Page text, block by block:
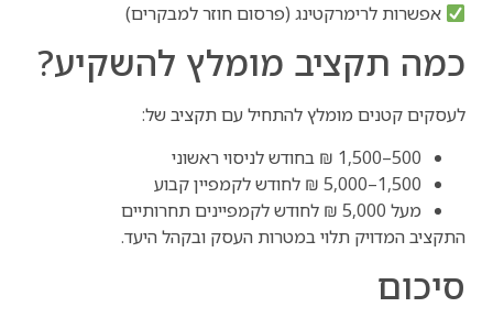
אפשרות לרימרקטינג (פרסום חוזר למבקרים)
כמה תקציב מומלץ להשקיע?
לעסקים קטנים מומלץ להתחיל עם תקציב של:
500–1,500 ₪ בחודש לניסוי ראשוני
1,500–5,000 ₪ לחודש לקמפיין קבוע
מעל 5,000 ₪ לחודש לקמפיינים תחרותיים
התקציב המדויק תלוי במטרות העסק ובקהל היעד.
סיכום